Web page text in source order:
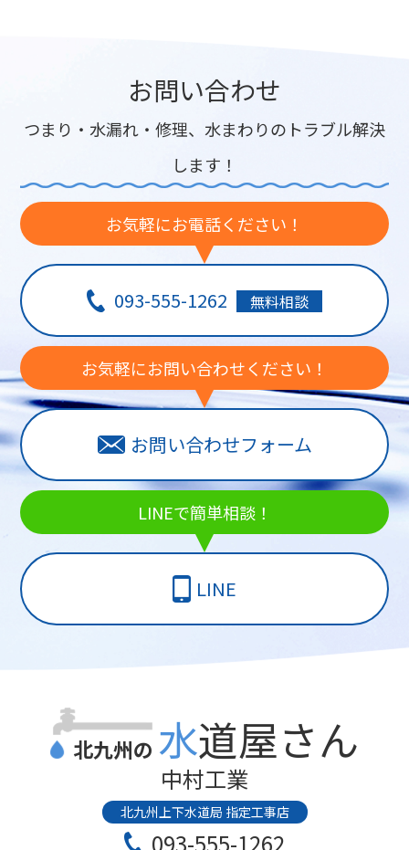
お問い合わせ
つまり・水漏れ・修理、水まわりのトラブル解決
します！
お気軽にお電話ください！
093-555-1262 無料相談
お気軽にお問い合わせください！
お問い合わせフォーム
LINEで簡単相談！
LINE
北九州の 水道屋さん
中村工業
北九州上下水道局 指定工事店
093-555-1262